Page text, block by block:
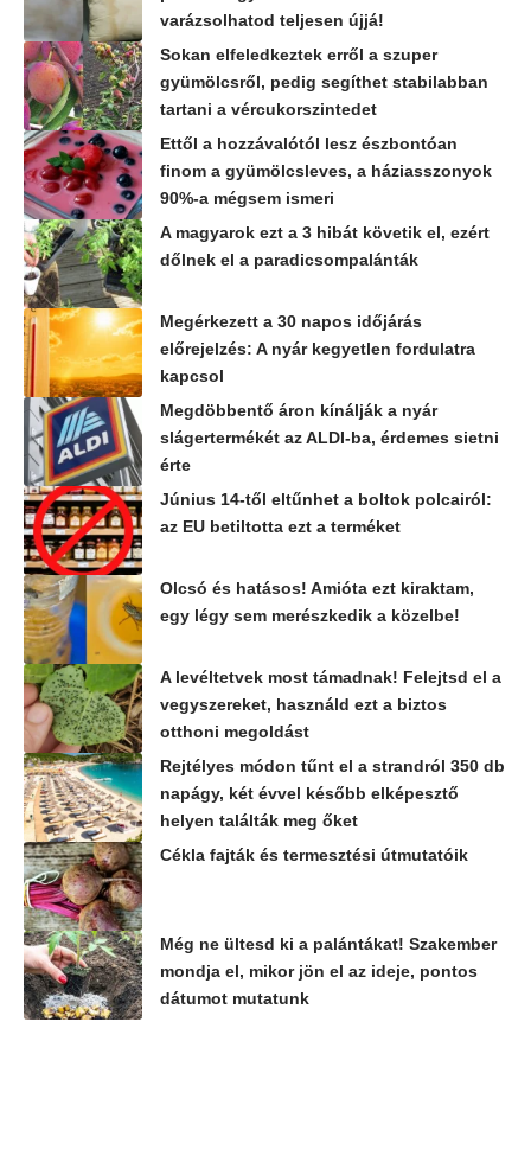
varázsolhatod teljesen újjá!
Sokan elfeledkeztek erről a szuper
gyümölcsről, pedig segíthet stabilabban
tartani a vércukorszintedet
Ettől a hozzávalótól lesz észbontóan
finom a gyümölcsleves, a háziasszonyok
90%-a mégsem ismeri
A magyarok ezt a 3 hibát követik el, ezért
dőlnek el a paradicsompalánták
Megérkezett a 30 napos időjárás
előrejelzés: A nyár kegyetlen fordulatra
kapcsol
Megdöbbentő áron kínálják a nyár
slágertermékét az ALDI-ba, érdemes sietni
érte
Június 14-től eltűnhet a boltok polcairól:
az EU betiltotta ezt a terméket
Olcsó és hatásos! Amióta ezt kiraktam,
egy légy sem merészkedik a közelbe!
A levéltetvek most támadnak! Felejtsd el a
vegyszereket, használd ezt a biztos
otthoni megoldást
Rejtélyes módon tűnt el a strandról 350 db
napágy, két évvel később elképesztő
helyen találták meg őket
Cékla fajták és termesztési útmutatóik
Még ne ültesd ki a palántákat! Szakember
mondja el, mikor jön el az ideje, pontos
dátumot mutatunk